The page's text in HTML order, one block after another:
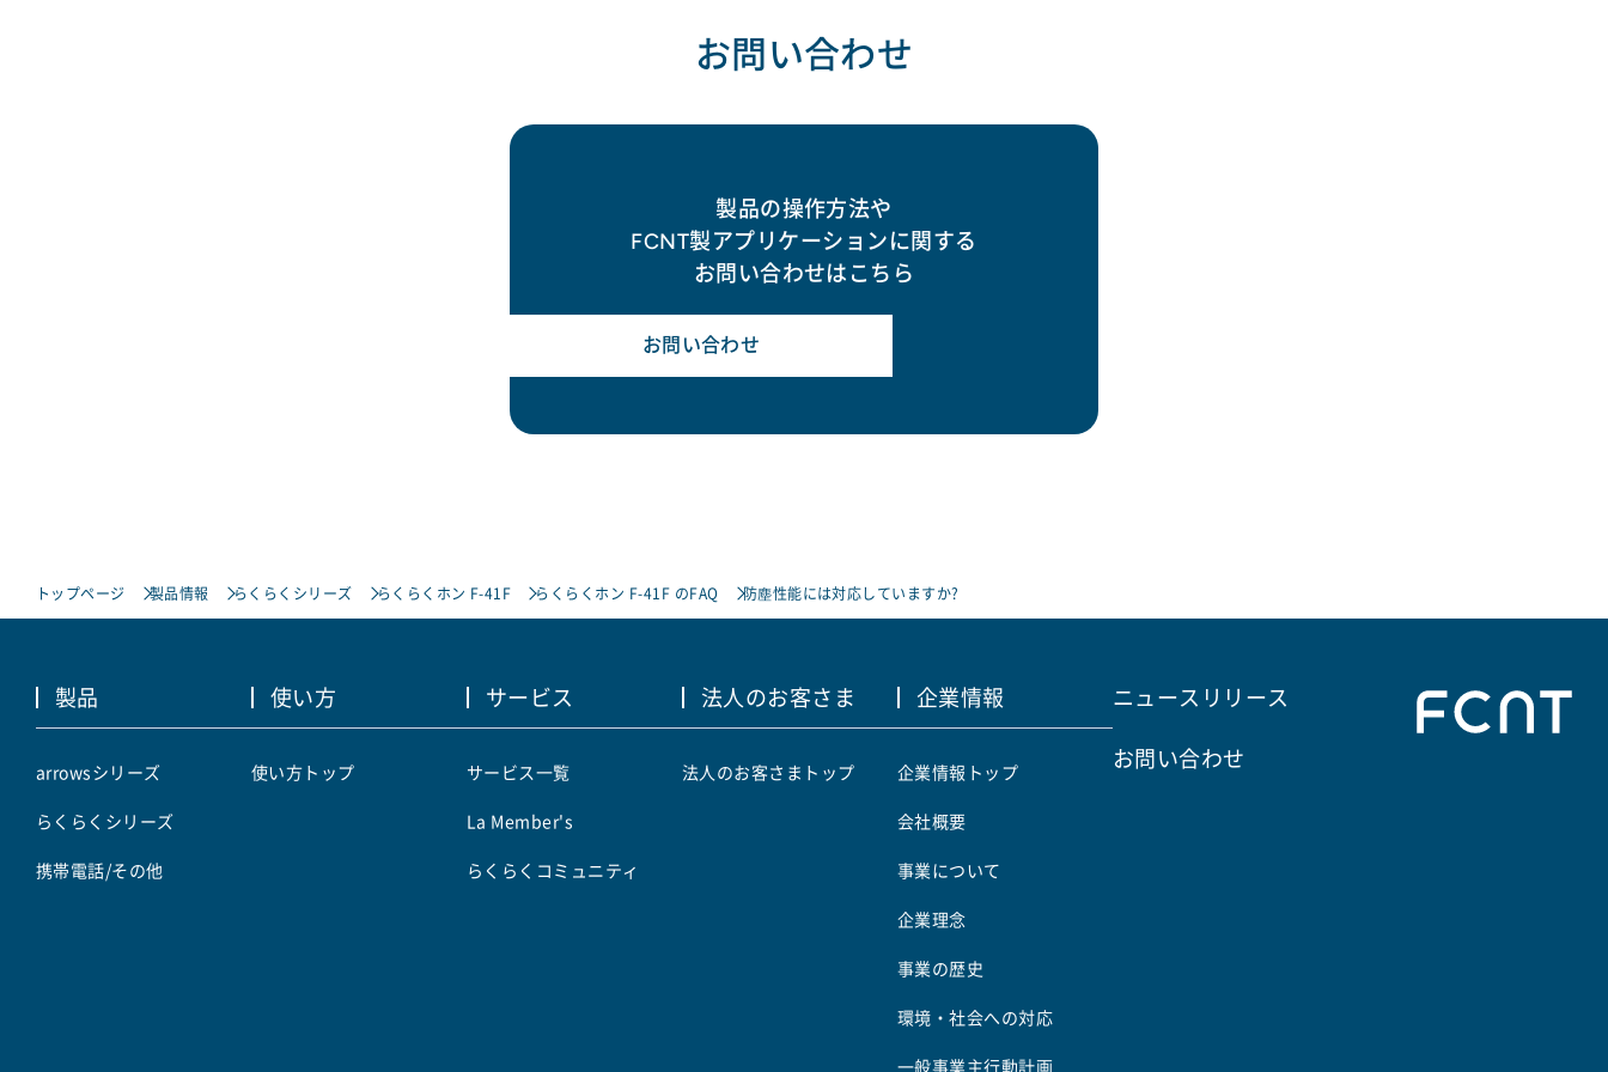
お問い合わせ
製品の操作方法や
FCNT製アプリケーションに関する
お問い合わせはこちら
お問い合わせ
トップページ 製品情報 らくらくシリーズ らくらくホン F-41F らくらくホン F-41F のFAQ 防塵性能には対応していますか?
製品
arrowsシリーズ
らくらくシリーズ
携帯電話/その他
使い方
使い方トップ
サービス
サービス一覧
La Member's
らくらくコミュニティ
法人のお客さま
法人のお客さまトップ
企業情報
企業情報トップ
会社概要
事業について
企業理念
事業の歴史
環境・社会への対応
一般事業主行動計画
ニュースリリース
お問い合わせ